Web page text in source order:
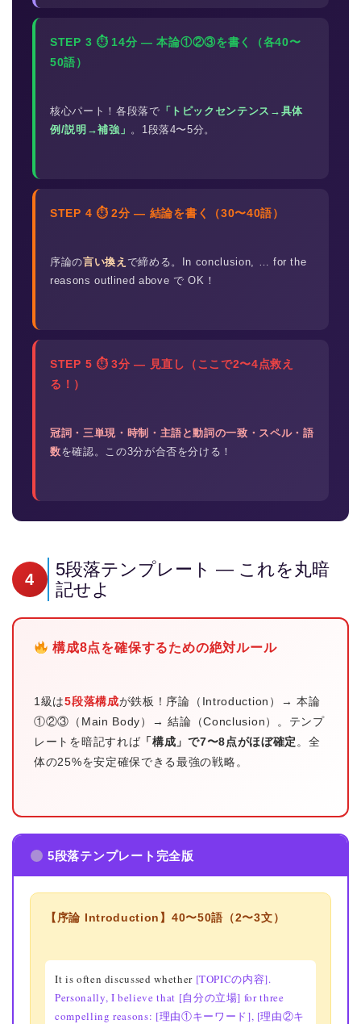
STEP 3 ⏱ 14分 — 本論①②③を書く（各40〜
50語）
核心パート！各段落で 「トピックセンテンス→具体
例/説明→補強」 。1段落4〜5分。
STEP 4 ⏱ 2分 — 結論を書く（30〜40語）
序論の言い換え で締める。In conclusion, … for the
reasons outlined above で OK！
STEP 5 ⏱ 3分 — 見直し（ここで2〜4点救え
る！）
冠詞・三単現・時制・主語と動詞の一致・スペル・語
数を確認。この3分が合否を分ける！
4
5段落テンプレート — これを丸暗
記せよ
構成8点を確保するための絶対ルール
1級は5段落構成が鉄板！序論（Introduction）→ 本論
①②③（Main Body）→ 結論（Conclusion）。テンプ
レートを暗記すれば 「構成」で7〜8点がほぼ確定 。全
体の25%を安定確保できる最強の戦略。
5段落テンプレート完全版
【序論 Introduction】40〜50語（2〜3文）
It is often discussed whether [TOPICの内容].
Personally, I believe that [自分の立場] for three
compelling reasons: [理由①キーワード], [理由②キ